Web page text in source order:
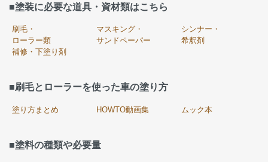
■塗装に必要な道具・資材類はこちら
刷毛・
ローラー類
マスキング・
サンドペーパー
シンナー・
希釈剤
補修・下塗り剤
■刷毛とローラーを使った車の塗り方
塗り方まとめ HOWTO動画集 ムック本
■塗料の種類や必要量